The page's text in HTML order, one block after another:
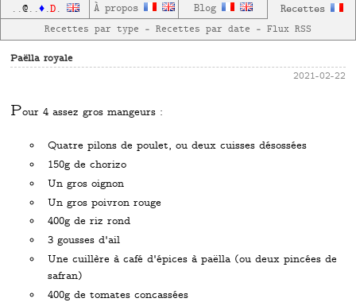
..@..♦.D. À propos Blog Recettes
Recettes par type — Recettes par date — Flux RSS
Paëlla royale
2021-02-22
Pour 4 assez gros mangeurs :
Quatre pilons de poulet, ou deux cuisses désossées
150g de chorizo
Un gros oignon
Un gros poivron rouge
400g de riz rond
3 gousses d'ail
Une cuillère à café d'épices à paëlla (ou deux pincées de
safran)
400g de tomates concassées